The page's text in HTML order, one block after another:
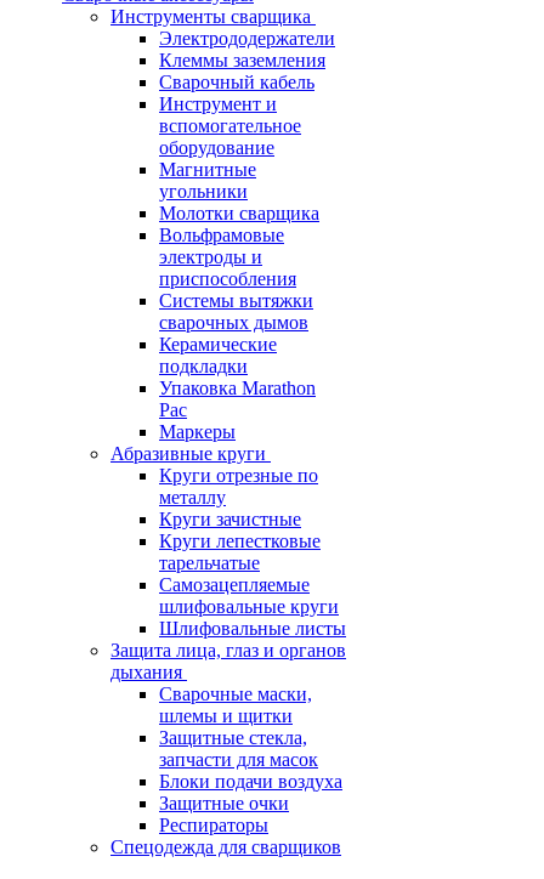
Инструменты сварщика
Электрододержатели
Клеммы заземления
Сварочный кабель
Инструмент и
вспомогательное
оборудование
Магнитные
угольники
Молотки сварщика
Вольфрамовые
электроды и
приспособления
Системы вытяжки
сварочных дымов
Керамические
подкладки
Упаковка Marathon
Pac
Маркеры
Абразивные круги
Круги отрезные по
металлу
Круги зачистные
Круги лепестковые
тарельчатые
Самозацепляемые
шлифовальные круги
Шлифовальные листы
Защита лица, глаз и органов
дыхания
Сварочные маски,
шлемы и щитки
Защитные стекла,
запчасти для масок
Блоки подачи воздуха
Защитные очки
Респираторы
Спецодежда для сварщиков